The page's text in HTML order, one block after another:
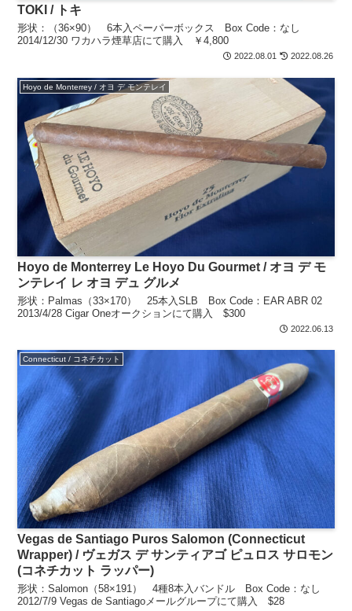
TOKI / トキ
形状：（36×90） 6本入ペーパーボックス Box Code：なし
2014/12/30 ワカハラ煙草店にて購入 ￥4,800
2022.08.01 2022.08.26
Hoyo de Monterrey / オヨ デ モンテレイ
Hoyo de Monterrey Le Hoyo Du Gourmet / オヨ デ モ
ンテレイ レ オヨ デュ グルメ
形状：Palmas（33×170） 25本入SLB Box Code：EAR ABR 02
2013/4/28 Cigar Oneオークションにて購入 $300
2022.06.13
Connecticut / コネチカット
Vegas de Santiago Puros Salomon (Connecticut
Wrapper) / ヴェガス デ サンティアゴ ピュロス サロモン
(コネチカット ラッパー)
形状：Salomon（58×191） 4種8本入バンドル Box Code：なし
2012/7/9 Vegas de Santiagoメールグループにて購入 $28